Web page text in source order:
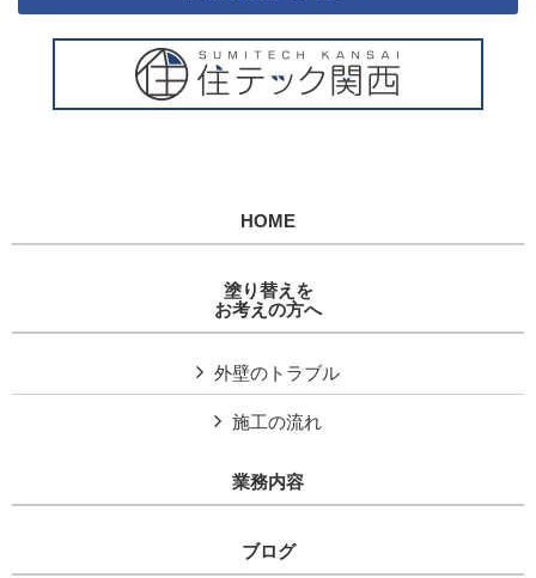
HOME
塗り替えを
お考えの方へ
外壁のトラブル
施工の流れ
業務内容
ブログ